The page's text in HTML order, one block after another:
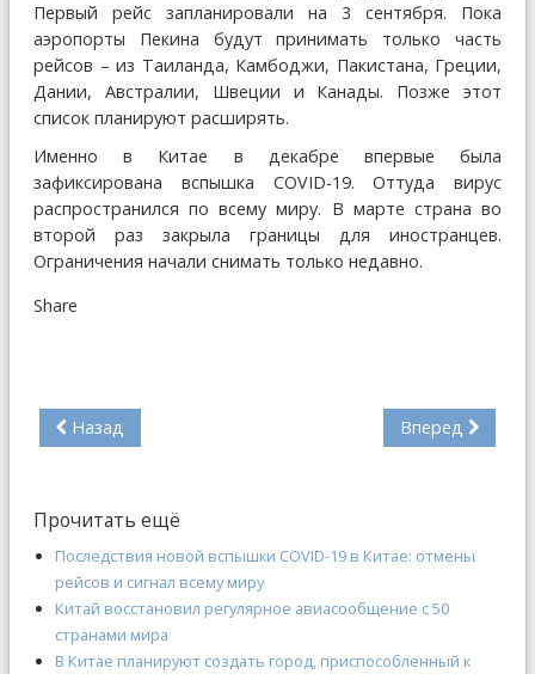
Первый рейс запланировали на 3 сентября. Пока
аэропорты Пекина будут принимать только часть
рейсов – из Таиланда, Камбоджи, Пакистана, Греции,
Дании, Австралии, Швеции и Канады. Позже этот
список планируют расширять.
Именно в Китае в декабре впервые была
зафиксирована вспышка COVID-19. Оттуда вирус
распространился по всему миру. В марте страна во
второй раз закрыла границы для иностранцев.
Ограничения начали снимать только недавно.
Share
Назад Вперед
Прочитать ещё
Последствия новой вспышки COVID-19 в Китае: отмены
рейсов и сигнал всему миру
Китай восстановил регулярное авиасообщение с 50
странами мира
В Китае планируют создать город, приспособленный к